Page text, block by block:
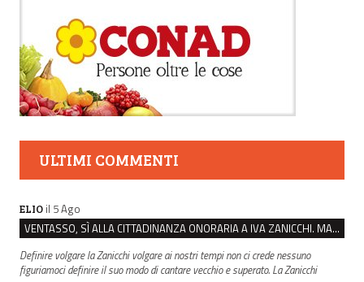
ULTIMI COMMENTI
ELIO il 5 Ago
VENTASSO, SÌ ALLA CITTADINANZA ONORARIA A IVA ZANICCHI. MA BARGIACCHI: “È DI PESSIMO GUSTO”
Definire volgare la Zanicchi volgare ai nostri tempi non ci crede nessuno
figuriamoci definire il suo modo di cantare vecchio e superato. La Zanicchi